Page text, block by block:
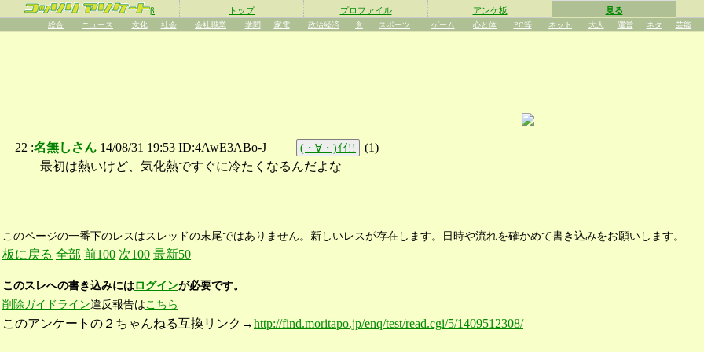
β トップ プロファイル アンケ板 見る
総合 ニュース 文化 社会 会社職業 学問 家電 政治経済 食 スポーツ ゲーム 心と体 PC等 ネット 大人 運営 ネタ 芸能
22 :名無しさん 14/08/31 19:53 ID:4AwE3ABo-J (・∀・)ｲｲ!! (1)
最初は熱いけど、気化熱ですぐに冷たくなるんだよな
このページの一番下のレスはスレッドの末尾ではありません。新しいレスが存在します。日時や流れを確かめて書き込みをお願いします。
板に戻る 全部 前100 次100 最新50
このスレへの書き込みにはログインが必要です。
削除ガイドライン違反報告はこちら
このアンケートの２ちゃんねる互換リンク→http://find.moritapo.jp/enq/test/read.cgi/5/1409512308/